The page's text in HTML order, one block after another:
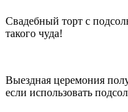
Свадебный торт с
такого чуда!
Выездная церемония
если использовать